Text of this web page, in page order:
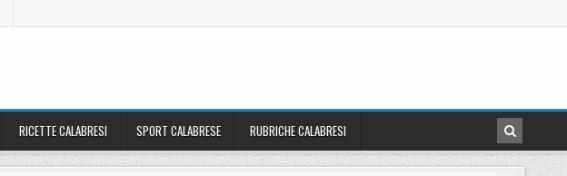
RICETTE CALABRESI SPORT CALABRESE RUBRICHE CALABRESI